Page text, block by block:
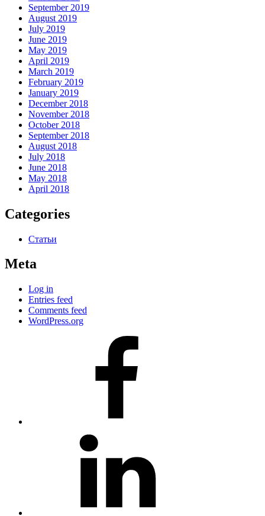
September 2019
August 2019
July 2019
June 2019
May 2019
April 2019
March 2019
February 2019
January 2019
December 2018
November 2018
October 2018
September 2018
August 2018
July 2018
June 2018
May 2018
April 2018
Categories
Статьи
Meta
Log in
Entries feed
Comments feed
WordPress.org